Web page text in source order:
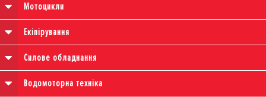
Мотоцикли
Екіпірування
Силове обладнання
Водомоторна техніка